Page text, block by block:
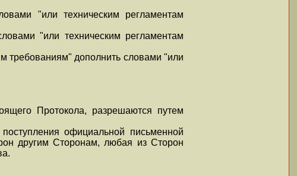
"или техническим регламентам
"или техническим регламентам
требованиям" дополнить словами "или
Протокола, разрешаются путем
официальной письменной
другим Сторонам, любая из Сторон